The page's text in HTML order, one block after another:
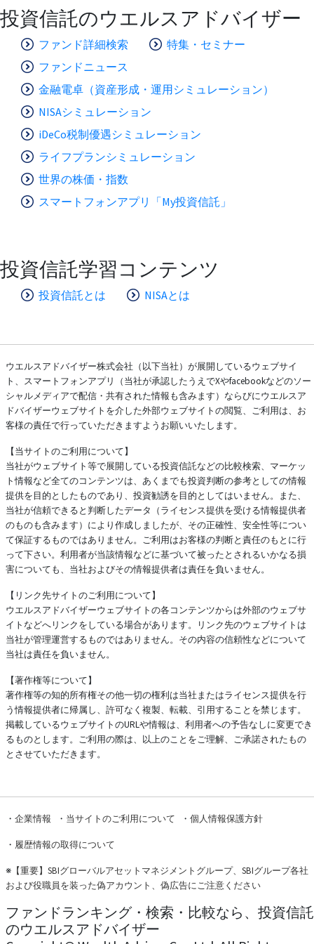
投資信託のウエルスアドバイザー
ファンド詳細検索
特集・セミナー
ファンドニュース
金融電卓（資産形成・運用シミュレーション）
NISAシミュレーション
iDeCo税制優遇シミュレーション
ライフプランシミュレーション
世界の株価・指数
スマートフォンアプリ「My投資信託」
投資信託学習コンテンツ
投資信託とは NISAとは
ウエルスアドバイザー株式会社（以下当社）が展開しているウェブサイ
ト、スマートフォンアプリ（当社が承認したうえでXやfacebookなどのソー
シャルメディアで配信・共有された情報も含みます）ならびにウエルスア
ドバイザーウェブサイトを介した外部ウェブサイトの閲覧、ご利用は、お
客様の責任で行っていただきますようお願いいたします。
【当サイトのご利用について】
当社がウェブサイト等で展開している投資信託などの比較検索、マーケッ
ト情報など全てのコンテンツは、あくまでも投資判断の参考としての情報
提供を目的としたものであり、投資勧誘を目的としてはいません。また、
当社が信頼できると判断したデータ（ライセンス提供を受ける情報提供者
のものも含みます）により作成しましたが、その正確性、安全性等につい
て保証するものではありません。ご利用はお客様の判断と責任のもとに行
って下さい。利用者が当該情報などに基づいて被ったとされるいかなる損
害についても、当社およびその情報提供者は責任を負いません。
【リンク先サイトのご利用について】
ウエルスアドバイザーウェブサイトの各コンテンツからは外部のウェブサ
イトなどへリンクをしている場合があります。リンク先のウェブサイトは
当社が管理運営するものではありません。その内容の信頼性などについて
当社は責任を負いません。
【著作権等について】
著作権等の知的所有権その他一切の権利は当社またはライセンス提供を行
う情報提供者に帰属し、許可なく複製、転載、引用することを禁じます。
掲載しているウェブサイトのURLや情報は、利用者への予告なしに変更でき
るものとします。ご利用の際は、以上のことをご理解、ご承諾されたもの
とさせていただきます。
・ 企業情報 ・ 当サイトのご利用について ・ 個人情報保護方針
・ 履歴情報の取得について
※ 【重要】SBIグローバルアセットマネジメントグループ、SBIグループ各社
および役職員を装った偽アカウント、偽広告にご注意ください
ファンドランキング・検索・比較なら、投資信託
のウエルスアドバイザー